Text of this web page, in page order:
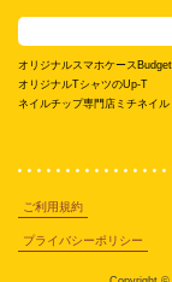
オリジナルスマホケース
オリジナルTシャツのUp-T
ネイルチップ専門店ミチネイル
ご利用規約
プライバシーポリシー